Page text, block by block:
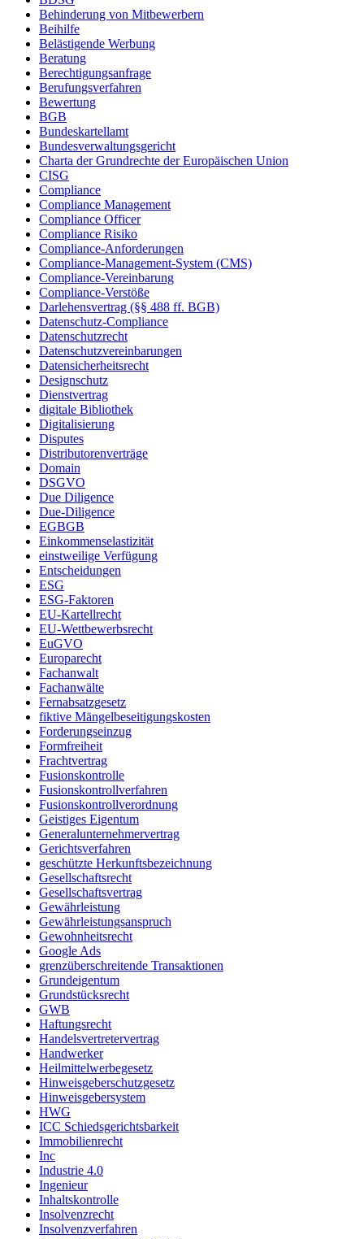
Behinderung von Mitbewerbern
Beihilfe
Belästigende Werbung
Beratung
Berechtigungsanfrage
Berufungsverfahren
Bewertung
BGB
Bundeskartellamt
Bundesverwaltungsgericht
Charta der Grundrechte der Europäischen Union
CISG
Compliance
Compliance Management
Compliance Officer
Compliance Risiko
Compliance-Anforderungen
Compliance-Management-System (CMS)
Compliance-Vereinbarung
Compliance-Verstöße
Darlehensvertrag (§§ 488 ff. BGB)
Datenschutz-Compliance
Datenschutzrecht
Datenschutzvereinbarungen
Datensicherheitsrecht
Designschutz
Dienstvertrag
digitale Bibliothek
Digitalisierung
Disputes
Distributorenverträge
Domain
DSGVO
Due Diligence
Due-Diligence
EGBGB
Einkommenselastizität
einstweilige Verfügung
Entscheidungen
ESG
ESG-Faktoren
EU-Kartellrecht
EU-Wettbewerbsrecht
EuGVO
Europarecht
Fachanwalt
Fachanwälte
Fernabsatzgesetz
fiktive Mängelbeseitigungskosten
Forderungseinzug
Formfreiheit
Frachtvertrag
Fusionskontrolle
Fusionskontrollverfahren
Fusionskontrollverordnung
Geistiges Eigentum
Generalunternehmervertrag
Gerichtsverfahren
geschützte Herkunftsbezeichnung
Gesellschaftsrecht
Gesellschaftsvertrag
Gewährleistung
Gewährleistungsanspruch
Gewohnheitsrecht
Google Ads
grenzüberschreitende Transaktionen
Grundeigentum
Grundstücksrecht
GWB
Haftungsrecht
Handelsvertretervertrag
Handwerker
Heilmittelwerbegesetz
Hinweisgeberschutzgesetz
Hinweisgebersystem
HWG
ICC Schiedsgerichtsbarkeit
Immobilienrecht
Inc
Industrie 4.0
Ingenieur
Inhaltskontrolle
Insolvenzrecht
Insolvenzverfahren